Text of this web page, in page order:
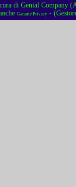
di Genial Company
Garante Privacy -